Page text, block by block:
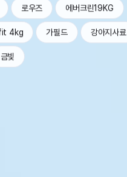
로우즈 에버크린19KG
4kg 가필드 강아지사료
금빛